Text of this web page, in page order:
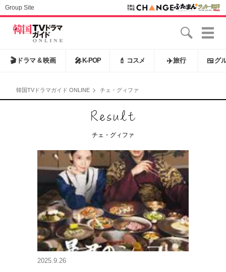
Group Site
🎬 ドラマ & 映画 🎤 K-POP 💄 コスメ ✈️旅行 🍱 グ
韓国TVドラマガイド ONLINE チェ・グィファ
チェ・グィファ
2025.9.26